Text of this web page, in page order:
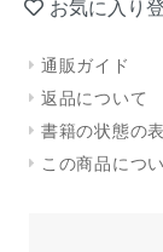
お気に入り
通販ガイド
返品について
書籍の状態の
この商品につ